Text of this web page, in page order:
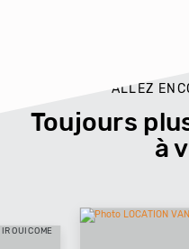
ALLEZ
Toujours
à